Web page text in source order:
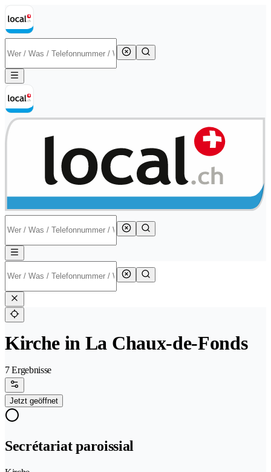
Kirche in La Chaux-de-Fonds
7 Ergebnisse
Jetzt geöffnet
Secrétariat paroissial